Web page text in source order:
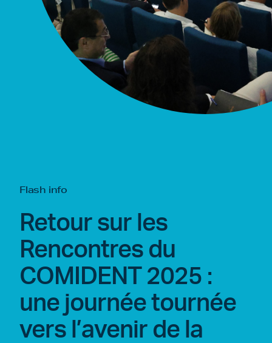
Flash info
Retour sur les
Rencontres du
COMIDENT 2025 :
une journée tournée
vers l’avenir de la